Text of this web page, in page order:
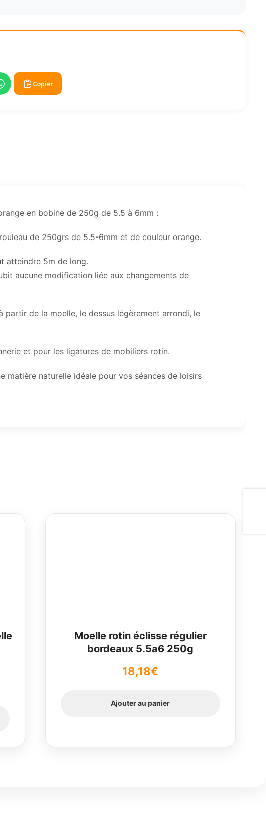
Copier
en bobine de 250g de 5.5 à 6mm :
de 250grs de 5.5-6mm et de couleur orange.
atteindre 5m de long.
aucune modification liée aux changements de
partir de la moelle, le dessus légèrement arrondi, le
et pour les ligatures de mobiliers rotin.
matière naturelle idéale pour vos séances de loisirs
Moelle rotin éclisse régulier
bordeaux 5.5a6 250g
18,18€
Ajouter au panier